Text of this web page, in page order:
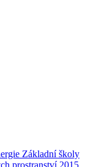
Základní školy
prostranství 2015